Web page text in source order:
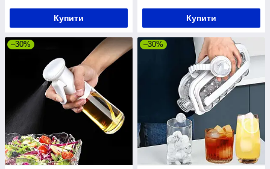
Купити Купити
–30% –30%